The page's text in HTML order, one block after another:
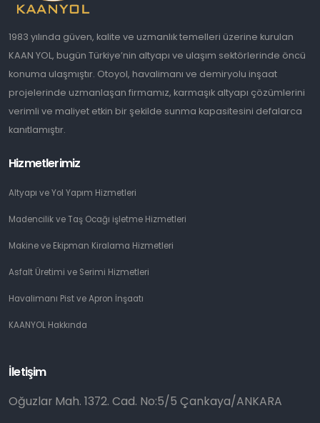
1983 yılında güven, kalite ve uzmanlık temelleri üzerine kurulan
KAAN YOL, bugün Türkiye’nin altyapı ve ulaşım sektörlerinde öncü
konuma ulaşmıştır. Otoyol, havalimanı ve demiryolu inşaat
projelerinde uzmanlaşan firmamız, karmaşık altyapı çözümlerini
verimli ve maliyet etkin bir şekilde sunma kapasitesini defalarca
kanıtlamıştır.
Hizmetlerimiz
Altyapı ve Yol Yapım Hizmetleri
Madencilik ve Taş Ocağı işletme Hizmetleri
Makine ve Ekipman Kiralama Hizmetleri
Asfalt Üretimi ve Serimi Hizmetleri
Havalimanı Pist ve Apron İnşaatı
KAANYOL Hakkında
İletişim
Oğuzlar Mah. 1372. Cad. No:5/5 Çankaya/ANKARA